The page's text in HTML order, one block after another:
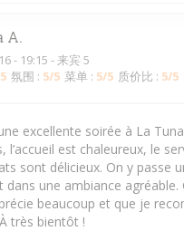
A
- 19:15 - 来宾 5
氛围 : 5/5 菜单 : 5/5 质价比 : 5/5
excellente soirée à La
l’accueil est chaleureux, le
sont délicieux. On y passe
une ambiance agréable.
beaucoup et que je
très bientôt !